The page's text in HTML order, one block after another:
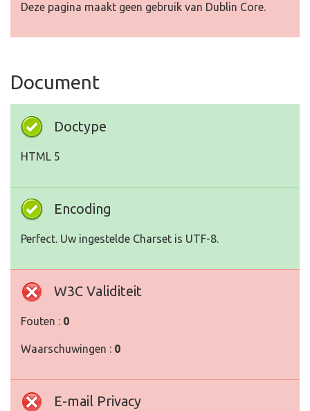
Deze pagina maakt geen gebruik van Dublin Core.
Document
Doctype
HTML 5
Encoding
Perfect. Uw ingestelde Charset is UTF-8.
W3C Validiteit
Fouten : 0
Waarschuwingen : 0
E-mail Privacy